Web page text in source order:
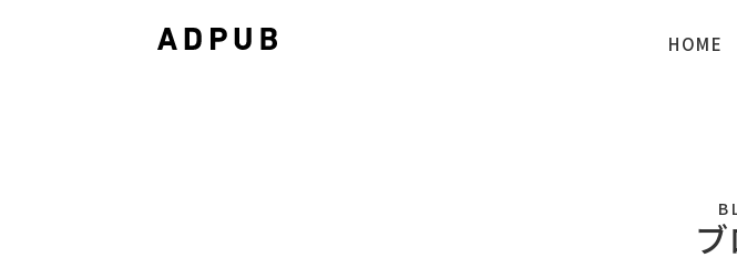
HOME